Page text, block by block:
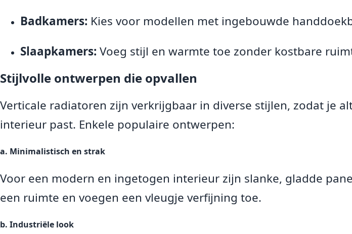
Badkamers: Kies voor modellen met ingebouwde
Slaapkamers: Voeg stijl en warmte toe zonder kostbare
Stijlvolle ontwerpen die opvallen
Verticale radiatoren zijn verkrijgbaar in diverse stijlen, zodat je
interieur past. Enkele populaire ontwerpen:
a. Minimalistisch en strak
Voor een modern en ingetogen interieur zijn slanke, gladde
een ruimte en voegen een vleugje verfijning toe.
b. Industriële look